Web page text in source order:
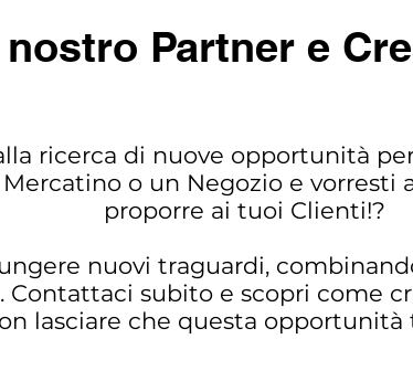
Partner e
ricerca di nuove opportunità
o un Negozio e
proporre ai tuoi Clienti!?
nuovi traguardi,
Contattaci subito e scopri come
lasciare che questa opportunità